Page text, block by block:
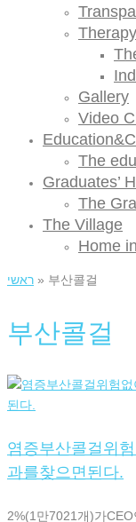
Therapy
Gallery
Video
The
Graduates’
The
The Village
Home
ראשי » 부산콜걸
부산콜걸
염증부산콜걸위
과를찾으면된다.
2%(1만7021개)가